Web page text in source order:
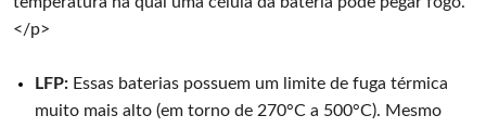
</p>
LFP: Essas baterias possuem um limite de fuga térmica
muito mais alto (em torno de 270°C a 500°C). Mesmo